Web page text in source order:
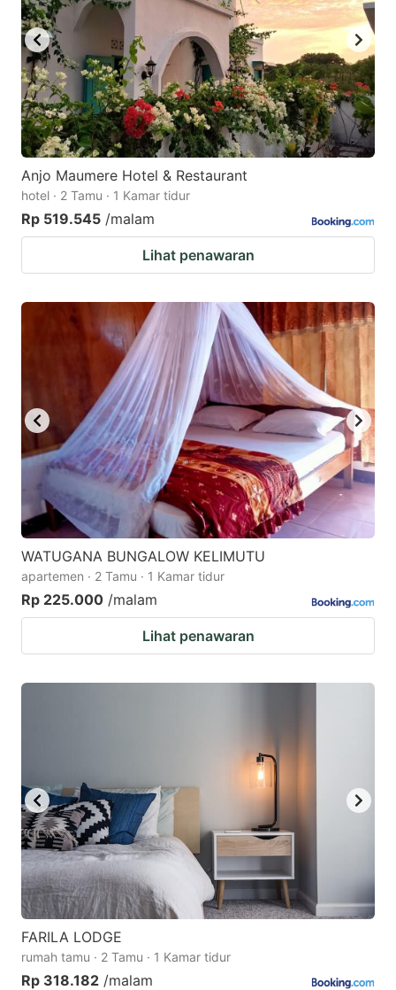
Anjo Maumere Hotel & Restaurant
hotel · 2 Tamu · 1 Kamar tidur
Rp 519.545 /malam
Lihat penawaran
WATUGANA BUNGALOW KELIMUTU
apartemen · 2 Tamu · 1 Kamar tidur
Rp 225.000 /malam
Lihat penawaran
FARILA LODGE
rumah tamu · 2 Tamu · 1 Kamar tidur
Rp 318.182 /malam